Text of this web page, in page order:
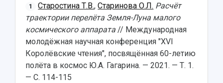
1 Старостина Т.В.,Старинова О.Л. Расчёт
траектории перелёта Земля-Луна малого
космического аппарата // Международная
молодёжная научная конференция "XVI
Королёвские чтения", посвящённая 60-летию
полёта в космос Ю.А. Гагарина. — 2021. — Т. 1.
— С. 114-115